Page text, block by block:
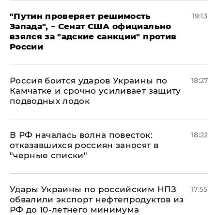
"Путин проверяет решимость
Запада", – Сенат США официально
взялся за "адские санкции" против
России
19:13
Россия боится ударов Украины по
Камчатке и срочно усиливает защиту
подводных лодок
18:27
​В РФ началась волна повесток:
отказавшихся россиян заносят в
"черные списки"
18:22
Удары Украины по российским НПЗ
обвалили экспорт нефтепродуктов из
РФ до 10-летнего минимума
17:55